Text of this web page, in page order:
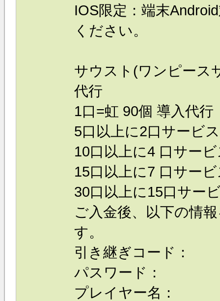
IOS限定：端末
ください。
サウスト(ワンピース
代行
1口=虹 90個 導入代
5口以上に2口サー
10口以上に4 口サー
15口以上に7 口サー
30口以上に15口サー
ご入金後、以下の情
す。
引き継ぎコード：
パスワード：
プレイヤー名：